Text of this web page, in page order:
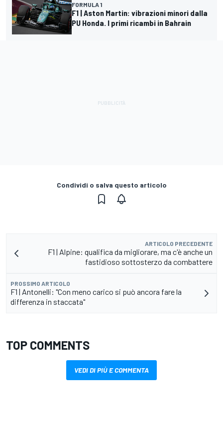
FORMULA 1
F1 | Aston Martin: vibrazioni minori dalla
PU Honda. I primi ricambi in Bahrain
Condividi o salva questo articolo
ARTICOLO PRECEDENTE
F1 | Alpine: qualifica da migliorare, ma c'è anche un
fastidioso sottosterzo da combattere
PROSSIMO ARTICOLO
F1 | Antonelli: "Con meno carico si può ancora fare la
differenza in staccata"
TOP COMMENTS
VEDI DI PIÙ E COMMENTA